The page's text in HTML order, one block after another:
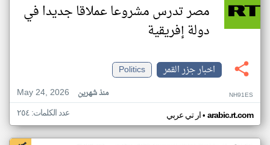
مصر تدرس مشروعا عملاقا جديدا في
دولة إفريقية
اخبار جزر القمر
Politics
May 24, 2026
منذ شهرين NH91ES
ار تي عربي• arabic.rt.com عدد الكلمات: ٢٥٤